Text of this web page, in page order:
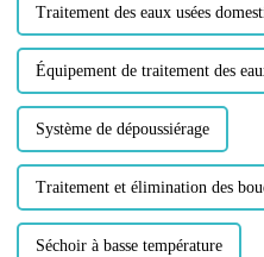
Traitement des eaux usées
Équipement de traitement des
Système de dépoussiérage
Traitement et élimination des
Séchoir à basse température